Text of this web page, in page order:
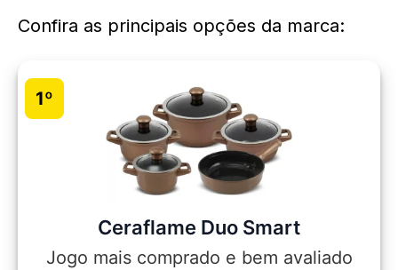
Confira as principais opções da marca:
1º
Ceraflame Duo Smart
Jogo mais comprado e bem avaliado